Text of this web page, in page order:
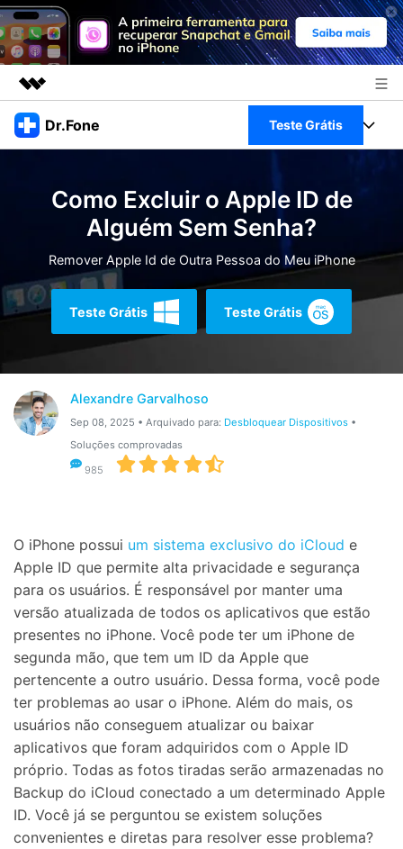
Produtos em destaque
Visão geral
Sobre nós
Sala de imprensa
Loja
Dr.Fone Teste Grátis
Veja Toolkit Completo >
Para PC
Para Celular
Ver Todos Os Aplicativos
Guia & Suporte
Ações rápidas
Centro de Ajuda
Recursos
Gerenciador de dados
Reparar Celular
Encontre Mais Soluções
Entrar
Como Excluir o Apple ID de
Alguém Sem Senha?
Remover Apple Id de Outra Pessoa do Meu iPhone
Teste Grátis Teste Grátis
Alexandre Garvalhoso
Sep 08, 2025 • Arquivado para: Desbloquear Dispositivos•
Soluções comprovadas
985
O iPhone possui um sistema exclusivo do iCloud e
Apple ID que permite alta privacidade e segurança
para os usuários. É responsável por manter uma
versão atualizada de todos os aplicativos que estão
presentes no iPhone. Você pode ter um iPhone de
segunda mão, que tem um ID da Apple que
pertencente a outro usuário. Dessa forma, você pode
ter problemas ao usar o iPhone. Além do mais, os
usuários não conseguem atualizar ou baixar
aplicativos que foram adquiridos com o Apple ID
próprio. Todas as fotos tiradas serão armazenadas no
Backup do iCloud conectado a um determinado Apple
ID. Você já se perguntou se existem soluções
convenientes e diretas para resolver esse problema?